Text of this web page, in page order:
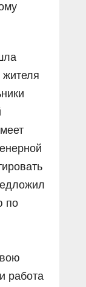
жителя
по
работа